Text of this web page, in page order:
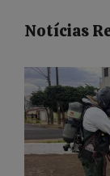
Notícias